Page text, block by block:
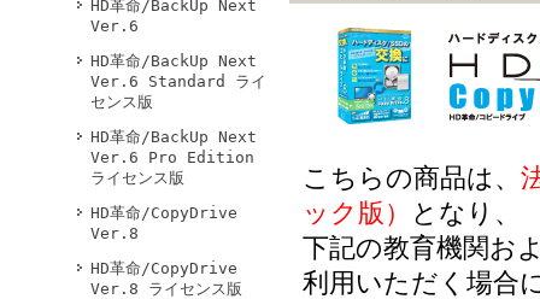
HD革命/BackUp Next
Ver.6
HD革命/BackUp Next
Ver.6 Standard ライ
センス版
HD革命/BackUp Next
Ver.6 Pro Edition
ライセンス版
HD革命/CopyDrive
Ver.8
HD革命/CopyDrive
Ver.8 ライセンス版
こちらの商品は、
ック版）
となり、
下記の教育機関お
利用いただく場合